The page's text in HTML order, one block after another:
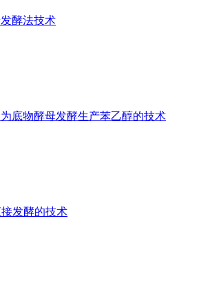
酵法技术
底物酵母发酵生产苯乙醇的技术
发酵的技术